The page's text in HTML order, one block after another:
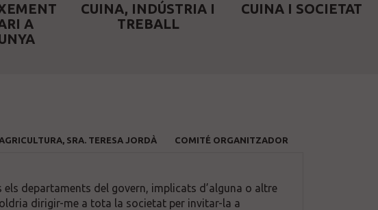
A
CUINA, INDÚSTRIA I
TREBALL
CUINA I SOCIETAT
SRA. TERESA JORDÀ COMITÉ ORGANITZADOR
departaments del govern, implicats d’alguna o altre
dirigir-me a tota la societat per invitar-la a